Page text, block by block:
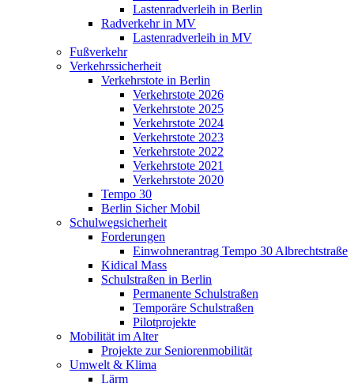
Lastenradverleih in Berlin
Radverkehr in MV
Lastenradverleih in MV
Fußverkehr
Verkehrssicherheit
Verkehrstote in Berlin
Verkehrstote 2026
Verkehrstote 2025
Verkehrstote 2024
Verkehrstote 2023
Verkehrstote 2022
Verkehrstote 2021
Verkehrstote 2020
Tempo 30
Berlin Sicher Mobil
Schulwegsicherheit
Forderungen
Einwohnerantrag Tempo 30 Albrechtstraße
Kidical Mass
Schulstraßen in Berlin
Permanente Schulstraßen
Temporäre Schulstraßen
Pilotprojekte
Mobilität im Alter
Projekte zur Seniorenmobilität
Umwelt & Klima
Lärm